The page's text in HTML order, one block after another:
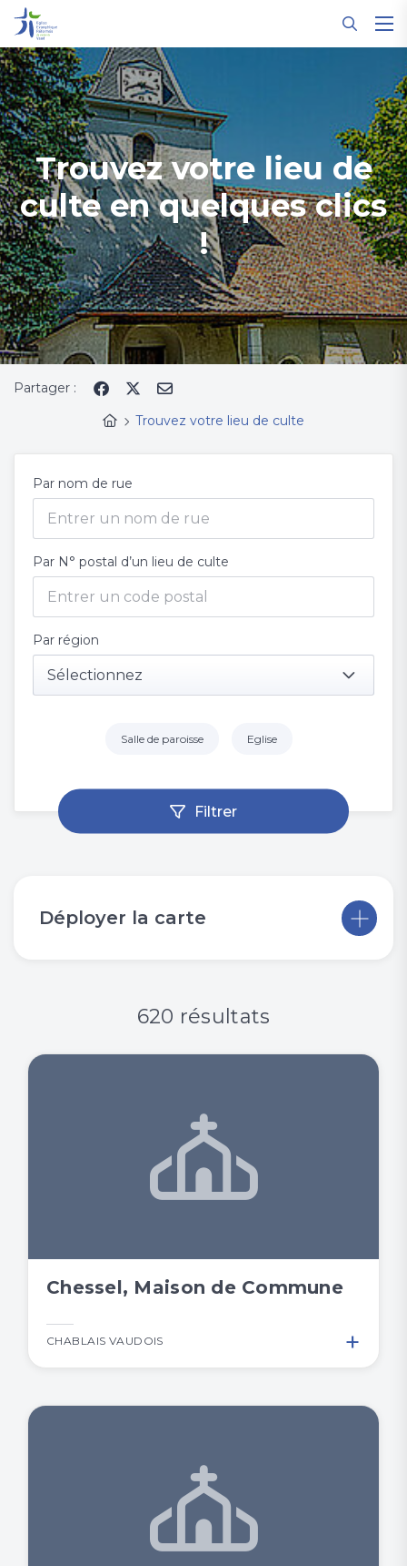
Trouvez votre lieu de
culte en quelques clics
!
Partager :
Trouvez votre lieu de culte
Par nom de rue
Par N° postal d’un lieu de culte
Par région
Sélectionnez
Salle de paroisse Eglise
Filtrer
Déployer la carte
620 résultats
Chessel, Maison de Commune
CHABLAIS VAUDOIS +
Panneau de gestion des cookies